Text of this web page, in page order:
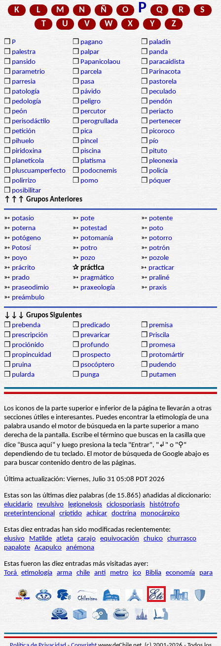
K
L M N Ñ O P Q R
S
T
U V W X Y Z
❒ P ❒ pagano ❒ paladín
❒ palestra ❒ palpar ❒ panda
❒ pansido ❒ Papanicolaou ❒ paracaidista
❒ parametrio ❒ parcela ❒ Parinacota
❒ parresia ❒ pasa ❒ pastorela
❒ patología ❒ pávido ❒ peculado
❒ pedología ❒ peligro ❒ pendón
❒ peón ❒ percutor ❒ periacto
❒ perisodáctilo ❒ perogrullada ❒ pertenecer
❒ petición ❒ pica ❒ picoroco
❒ pihuelo ❒ pincel ❒ pío
❒ piridoxina ❒ piscina ❒ pituto
❒ planetícola ❒ platisma ❒ pleonexia
❒ pluscuamperfecto ❒ podocnemis ❒ policía
❒ polirrizo ❒ pomo ❒ póquer
❒ posibilitar
↑↑↑ Grupos Anteriores
➳ potasio ➳ pote ➳ potente
➳ poterna ➳ potestad ➳ poto
➳ potógeno ➳ potomanía ➳ potorro
➳ Potosí ➳ potro ➳ potrón
➳ poyo ➳ pozo ➳ pozole
➳ prácrito ✰ práctica ➳ practicar
➳ prado ➳ pragmático ➳ praliné
➳ praseodimio ➳ praxeología ➳ praxis
➳ preámbulo
↓↓↓ Grupos Siguientes
❒ prebenda ❒ predicado ❒ premisa
❒ prescripción ❒ prevaricar ❒ Priscila
❒ prociónido ❒ profundo ❒ promesa
❒ propincuidad ❒ prospecto ❒ protomártir
❒ pruina ❒ psocóptero ❒ pudendo
❒ pularda ❒ punga ❒ putamen
Los iconos de la parte superior e inferior de la página te llevarán a otras
secciones útiles e interesantes. Puedes encontrar la etimología de una
palabra usando el motor de búsqueda en la parte superior a mano
derecha de la pantalla. Escribe el término que buscas en la casilla que
dice “Busca aquí” y luego presiona la tecla "Entrar", "↲" o "⚲"
dependiendo de tu teclado. El motor de búsqueda de Google abajo es
para buscar contenido dentro de las páginas.
Última actualización: Viernes, Julio 31 05:08 PDT 2026
Estas son las últimas diez palabras (de 15.865) añadidas al diccionario:
elucidario
revulsivo legionelosis ciclosporiasis
histótrofo
preterintencional críptido achicar doctrina monocárpico
Estas diez entradas han sido modificadas recientemente:
elusivo
Matilde atleta carajo equivocación chuico churrasco
papalote Acapulco anémona
Estas fueron las diez entradas más visitadas ayer:
Torá etimología arma chile anti metro ico Biblia economía para